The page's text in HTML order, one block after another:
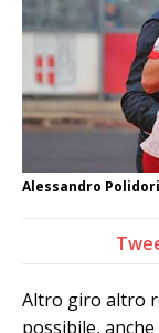
Alessandro
Altro giro altro
possibile,